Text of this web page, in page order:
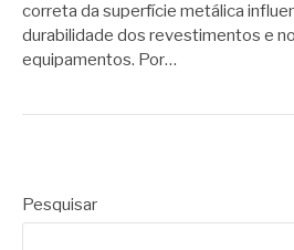
correta da superfície metálica
durabilidade dos revestimentos e
equipamentos. Por…
Pesquisar